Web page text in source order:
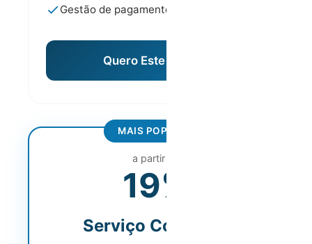
Gestão de pagamentos
Quero Este Modelo
MAIS POPULAR
a partir de
19%
Serviço Completo